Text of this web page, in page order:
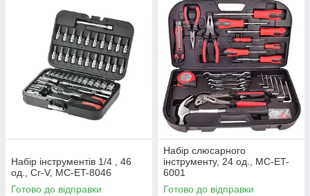
Набір інструментів 1/4 , 46
од., Cr-V, MC-ET-8046
Готово до відправки
Набір слюсарного
інструменту, 24 од., MC-ET-
6001
Готово до відправки